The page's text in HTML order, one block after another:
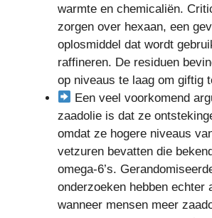
warmte en chemicaliën.
zorgen over hexaan, een
oplosmiddel dat wordt
raffineren. De residuen
op niveaus te laag om giftig
Een veel voorkomend
zaadolie is dat ze
omdat ze hogere niveaus
vetzuren bevatten die
omega-6’s.
onderzoeken hebben echter
wanneer mensen meer